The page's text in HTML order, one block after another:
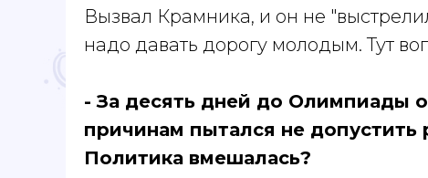
Вызвал Крамника, и он не
надо давать дорогу молодым. Тут
- За десять дней до Олимпиады
причинам пытался не допустить
Политика вмешалась?